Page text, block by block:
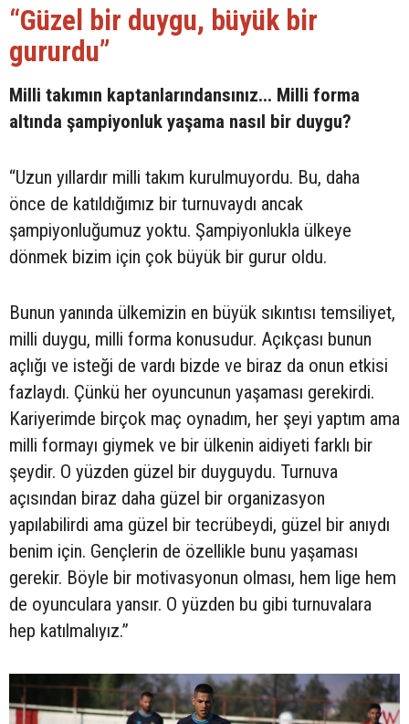
“Güzel bir duygu, büyük bir
gururdu”
Milli takımın kaptanlarındansınız... Milli forma
altında şampiyonluk yaşama nasıl bir duygu?
“Uzun yıllardır milli takım kurulmuyordu. Bu, daha
önce de katıldığımız bir turnuvaydı ancak
şampiyonluğumuz yoktu. Şampiyonlukla ülkeye
dönmek bizim için çok büyük bir gurur oldu.
Bunun yanında ülkemizin en büyük sıkıntısı temsiliyet,
milli duygu, milli forma konusudur. Açıkçası bunun
açlığı ve isteği de vardı bizde ve biraz da onun etkisi
fazlaydı. Çünkü her oyuncunun yaşaması gerekirdi.
Kariyerimde birçok maç oynadım, her şeyi yaptım ama
milli formayı giymek ve bir ülkenin aidiyeti farklı bir
şeydir. O yüzden güzel bir duyguydu. Turnuva
açısından biraz daha güzel bir organizasyon
yapılabilirdi ama güzel bir tecrübeydi, güzel bir anıydı
benim için. Gençlerin de özellikle bunu yaşaması
gerekir. Böyle bir motivasyonun olması, hem lige hem
de oyunculara yansır. O yüzden bu gibi turnuvalara
hep katılmalıyız.”